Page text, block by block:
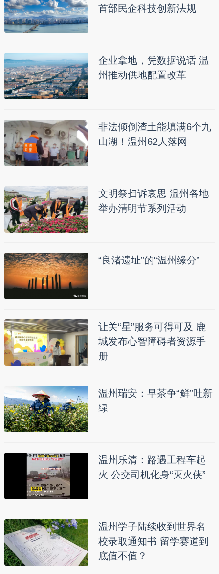
首部民企科技创新法规
企业拿地，凭数据说话 温
州推动供地配置改革
非法倾倒渣土能填满6个九
山湖！温州62人落网
文明祭扫诉哀思 温州各地
举办清明节系列活动
“良渚遗址”的“温州缘分”
让关“星”服务可得可及 鹿
城发布心智障碍者资源手
册
温州瑞安：早茶争“鲜”吐新
绿
温州乐清：路遇工程车起
火 公交司机化身“灭火侠”
温州学子陆续收到世界名
校录取通知书 留学赛道到
底值不值？